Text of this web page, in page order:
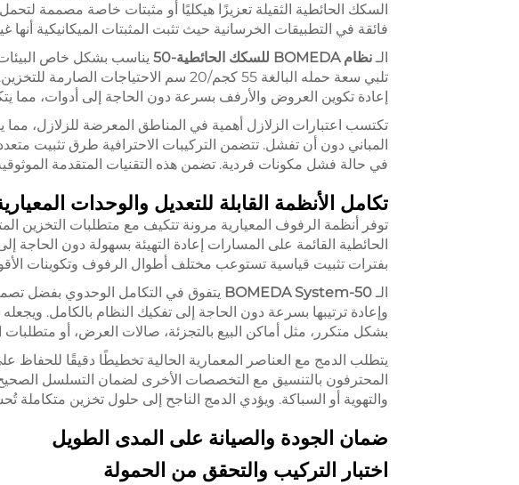
السكك الحائطية الثقيلة تعزيزًا هيكليًا أو مثبتات خاصة مصممة لتحمل
فائقة في التطبيقات الخرسانية حيث تثبت المثبتات الميكانيكية أنها
الـنظام BOMEDA للسكك الحائطية-50
يناسب بشكل خاص البيئات
تلبي سعة حمله البالغة 55 كجم/20 سم
إعادة تكوين العروض والأرفف بسرعة دون الحاجة إلى أدوات، مما
تكتسب اعتبارات الزلازل أهمية في المناطق المعرضة للزلازل،
المباني دون أن تفشل. تتضمن التركيبات الاحترافية طرق تثبيت
في حالة فشل مكونات فردية. تضمن هذه التقنيات المتقدمة
تكامل الأنظمة القابلة للتعديل والوحدات
توفر أنظمة الرفوف المعيارية مرونة تتكيف مع متطلبات التخزين
الحائطية القائمة على المسارات إعادة التهيئة بسهولة دون الحاجة
بفترات تثبيت قياسية تستوعب مختلف أطوال الرفوف وتكوينات
الـBOMEDA System-50 يتفوق في التكامل الوحدوي بفضل
وإعادة ترتيبها بسرعة دون الحاجة إلى تفكيك النظام بالكامل. ويجعله
بشكل متكرر، مثل أماكن البيع بالتجزئة، صالات العرض، أو متطلبات
يتطلب الدمج مع العناصر المعمارية الحالية تخطيطًا دقيقًا للحفاظ
المحترفون بالتنسيق مع التخصصات الأخرى لضمان التسلسل الصحيح
والتهوية أو السباكة. ويؤدي الدمج الناجح إلى حلول تخزين متكاملة
ضمان الجودة والصيانة على المدى الطويل
اختبار التركيب والتحقق من الحمولة